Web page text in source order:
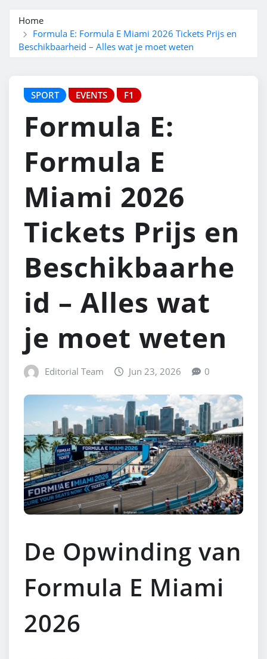
Home
Formula E: Formula E Miami 2026 Tickets Prijs en
Beschikbaarheid – Alles wat je moet weten
SPORT EVENTS F1
Formula E:
Formula E
Miami 2026
Tickets Prijs en
Beschikbaarhe
id – Alles wat
je moet weten
Editorial Team Jun 23, 2026 0
De Opwinding van
Formula E Miami
2026